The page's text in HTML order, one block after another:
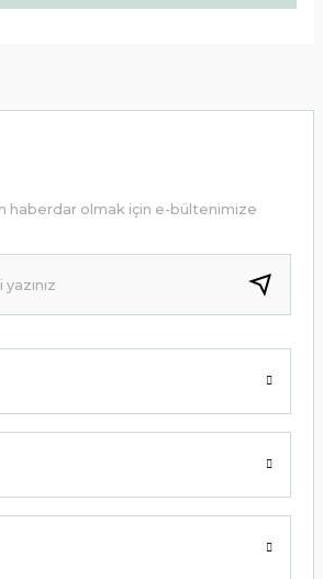
bozuk veya görüntülenemiyor.
bulunuyor.
daha pahalı.
alternatifler olmalı.
Gönder
haberdar olmak için e-bültenimize